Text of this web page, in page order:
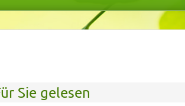
Sie gelesen